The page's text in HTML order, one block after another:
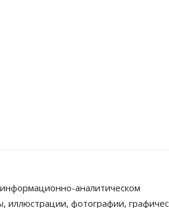
аналитическом
иллюстрации, фотографии,